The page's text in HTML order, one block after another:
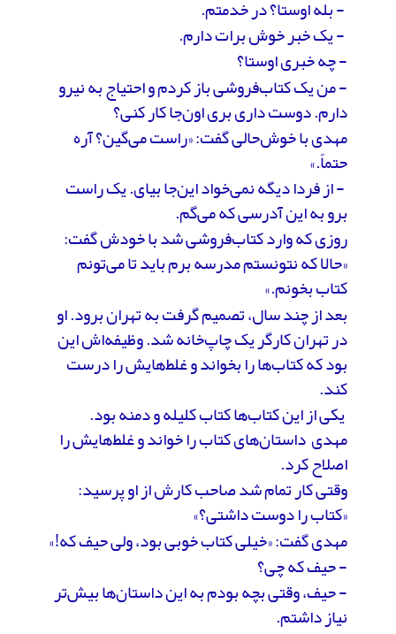
- بله اوستا؟ در خدمتم.
- یک خبر خوش برات دارم.
- چه خبری اوستا؟
- من یک کتاب‌فروشی باز کردم و احتیاج به نیرو
دارم. دوست داری بری اون‌جا کار کنی؟
مهدی با خوش‌حالی گفت: «راست می‌گین؟ آره
حتماً.»
- از فردا دیگه نمی‌خواد این‌جا بیای. یک راست
برو به این آدرسی که می‌گم.
روزی که وارد کتاب‌فروشی شد با خودش گفت:
«حالا که نتونستم مدرسه برم باید تا می‌تونم‌
کتاب بخونم‌.»
بعد از چند سال، تصمیم گرفت به تهران برود. او
در تهران کارگر یک چاپ‌خانه شد. وظیفه‌اش این
بود که کتاب‌ها را بخواند و غلط‌هایش را درست
کند.
یکی از این کتاب‌ها کتاب کلیله و دمنه بود.
مهدی داستان‌های کتاب را خواند و غلط‌هایش را
اصلاح کرد.
وقتی کار تمام شد صاحب کارش از او پرسید:
«کتاب را دوست داشتی؟»
مهدی گفت: «خیلی کتاب خوبی بود، ولی حیف که!»
- حیف که چی؟
- حیف، وقتی بچه بودم به این داستان‌ها بیش‌تر
نیاز داشتم.